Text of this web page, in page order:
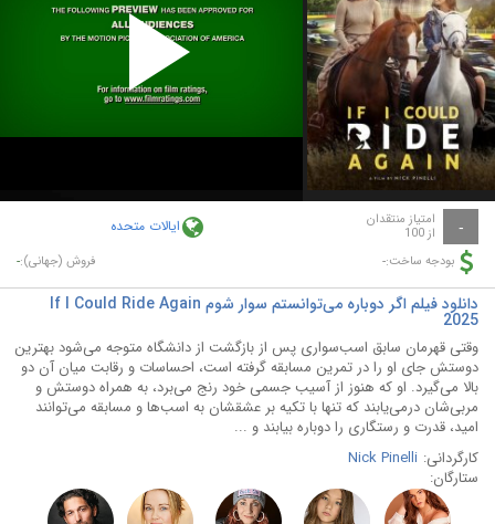
Play
Video
- امتیاز منتقدان
از 100 ایالات متحده
بودجه ساخت:- فروش (جهانی):-
دانلود فیلم اگر دوباره می‌توانستم سوار شوم If I Could Ride Again
2025
وقتی قهرمان سابق اسب‌سواری پس از بازگشت از دانشگاه متوجه می‌شود بهترین
دوستش جای او را در تمرین مسابقه گرفته است، احساسات و رقابت میان آن دو
بالا می‌گیرد. او که هنوز از آسیب جسمی خود رنج می‌برد، به همراه دوستش و
مربی‌شان درمی‌یابند که تنها با تکیه بر عشقشان به اسب‌ها و مسابقه می‌توانند
امید، قدرت و رستگاری را دوباره بیابند و ...
کارگردانی: Nick Pinelli
ستارگان: